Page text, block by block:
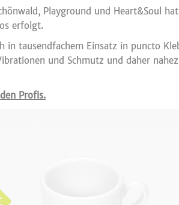
Playground und Heart&Soul
erfolgt.
in tausendfachem Einsatz in puncto
und Schmutz und daher
Profis.